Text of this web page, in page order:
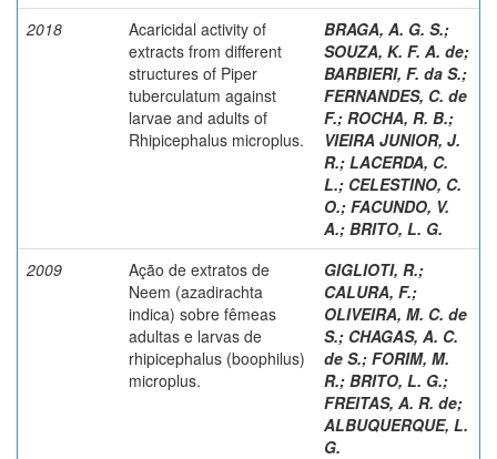
2018
Acaricidal activity of
extracts from different
structures of Piper
tuberculatum against
larvae and adults of
Rhipicephalus microplus.
BRAGA, A. G. S.;
SOUZA, K. F. A. de;
BARBIERI, F. da S.;
FERNANDES, C. de
F.; ROCHA, R. B.;
VIEIRA JUNIOR, J.
R.; LACERDA, C.
L.; CELESTINO, C.
O.; FACUNDO, V.
A.; BRITO, L. G.
2009
Ação de extratos de
Neem (azadirachta
indica) sobre fêmeas
adultas e larvas de
rhipicephalus (boophilus)
microplus.
GIGLIOTI, R.;
CALURA, F.;
OLIVEIRA, M. C. de
S.; CHAGAS, A. C.
de S.; FORIM, M.
R.; BRITO, L. G.;
FREITAS, A. R. de;
ALBUQUERQUE, L.
G.